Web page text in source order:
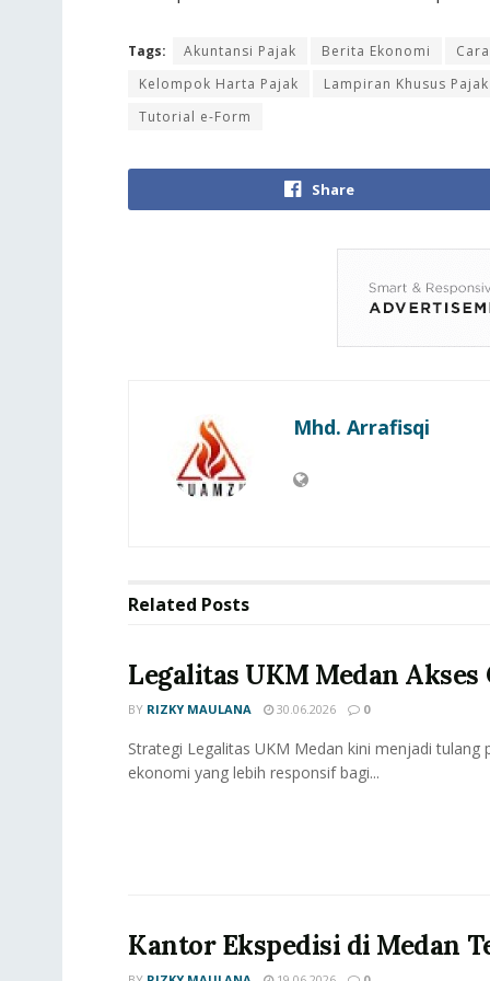
Tags: Akuntansi Pajak Berita Ekonomi
Kelompok Harta Pajak
Lampiran Khusus Pajak
Tutorial e-Form
Share
Mhd. Arrafisqi
Related Posts
Legalitas UKM Medan Akses
BY RIZKY MAULANA 30.06.2026 0
Strategi Legalitas UKM Medan kini menjadi
ekonomi yang lebih responsif bagi...
Kantor Ekspedisi di Medan